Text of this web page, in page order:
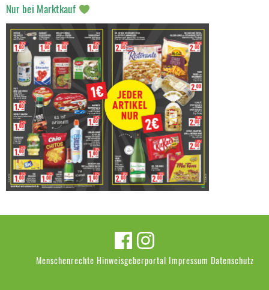
Nur bei Marktkauf
Menschenrechte Hinweisgeberportal Impressum Datenschutz